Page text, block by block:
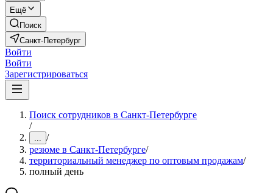
Ещё
Поиск
Санкт-Петербург
Войти
Войти
Зарегистрироваться
Поиск сотрудников в Санкт-Петербурге
/
... /
резюме в Санкт-Петербурге/
территориальный менеджер по оптовым продажам/
полный день